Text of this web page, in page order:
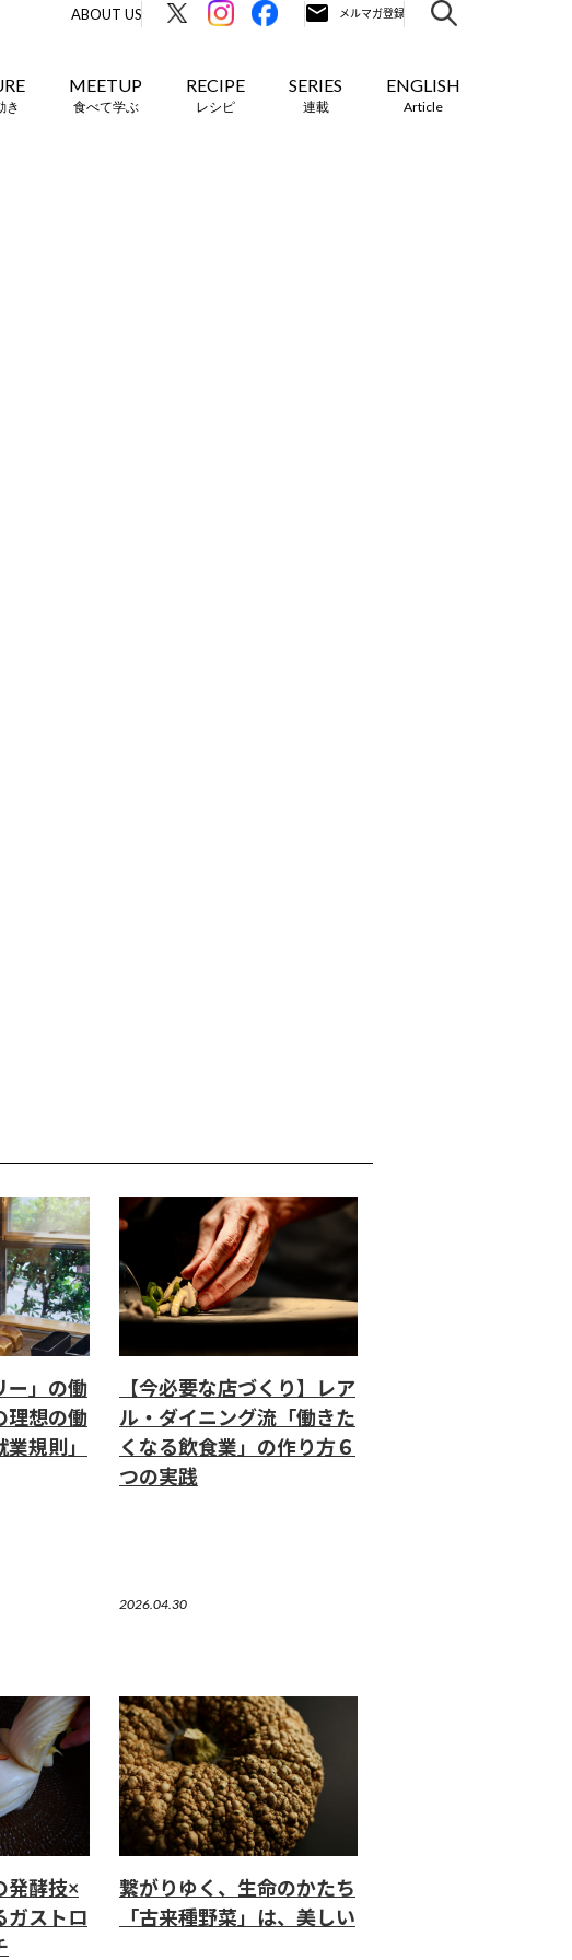
ABOUT US
き
MEETUP
食べて学ぶ
RECIPE
レシピ
SERIES
連載
ENGLISH
Article
ー」の働
理想の働
規則」
【今必要な店づくり】レア
ル・ダイニング流「働きた
くなる飲食業」の作り方６
つの実践
2026.04.30
発酵技×
ガストロ
繋がりゆく、生命のかたち
「古来種野菜」は、美しい